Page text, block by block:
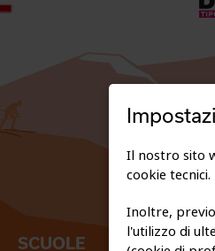
SCUOLE
Il nostro sito
cookie tecnici.
Inoltre,
l'utilizzo di